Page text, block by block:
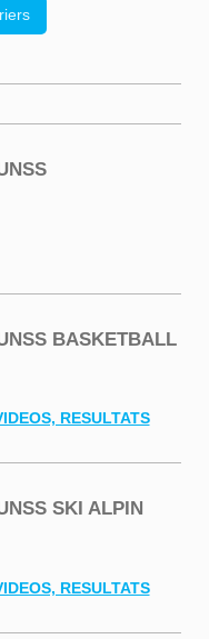
BASKETBALL
RESULTATS
SKI ALPIN
RESULTATS